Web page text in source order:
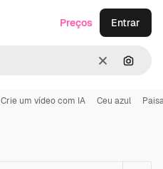
Limpar
Preços Entrar
Crie um vídeo com IA Ceu azul